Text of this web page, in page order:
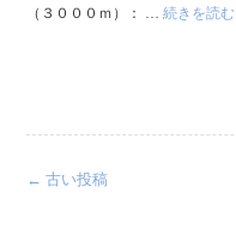
（３０００ｍ）： …続きを読む
← 古い投稿